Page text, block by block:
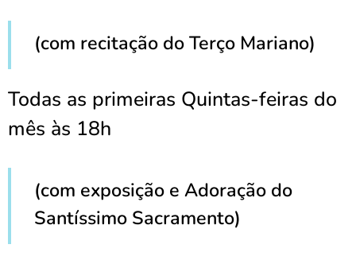
(com recitação do Terço Mariano)
Todas as primeiras Quintas-feiras do
mês às 18h
(com exposição e Adoração do
Santíssimo Sacramento)